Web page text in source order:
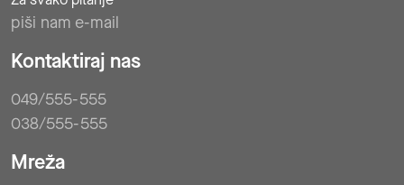
piši nam e-mail
Kontaktiraj nas
049/555-555
038/555-555
Mreža